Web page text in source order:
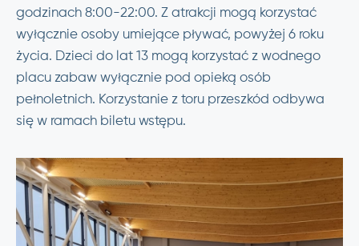
godzinach 8:00-22:00. Z atrakcji mogą korzystać
wyłącznie osoby umiejące pływać, powyżej 6 roku
życia. Dzieci do lat 13 mogą korzystać z wodnego
placu zabaw wyłącznie pod opieką osób
pełnoletnich. Korzystanie z toru przeszkód odbywa
się w ramach biletu wstępu.